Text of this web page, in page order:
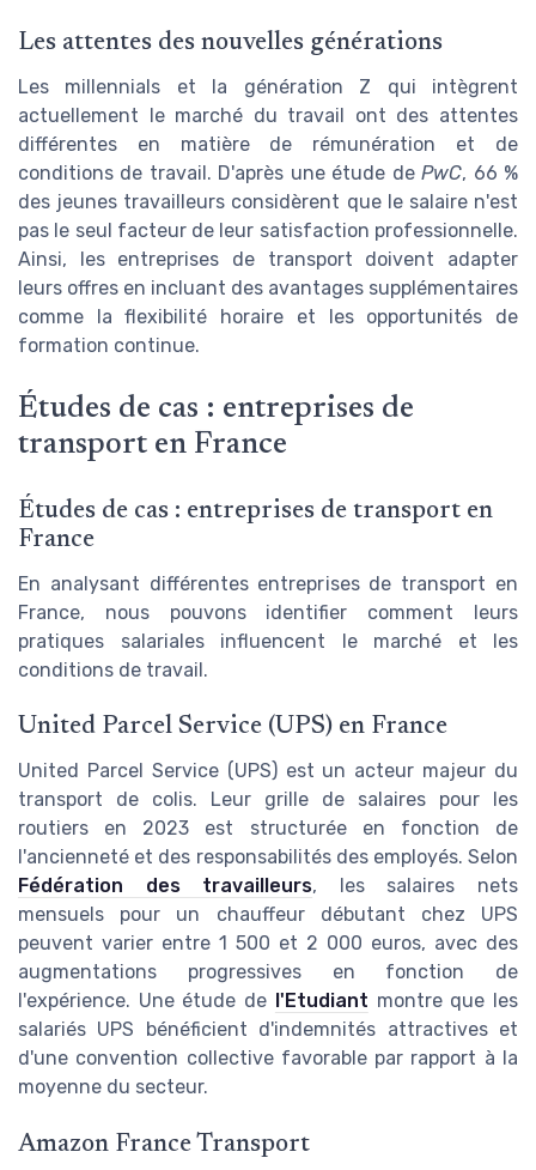
Les attentes des nouvelles générations
Les millennials et la génération Z qui intègrent
actuellement le marché du travail ont des attentes
différentes en matière de rémunération et de
conditions de travail. D'après une étude dePwC, 66 %
des jeunes travailleurs considèrent que le salaire n'est
pas le seul facteur de leur satisfaction professionnelle.
Ainsi, les entreprises de transport doivent adapter
leurs offres en incluant des avantages supplémentaires
comme la flexibilité horaire et les opportunités de
formation continue.
Études de cas : entreprises de
transport en France
Études de cas : entreprises de transport en
France
En analysant différentes entreprises de transport en
France, nous pouvons identifier comment leurs
pratiques salariales influencent le marché et les
conditions de travail.
United Parcel Service (UPS) en France
United Parcel Service (UPS) est un acteur majeur du
transport de colis. Leur grille de salaires pour les
routiers en 2023 est structurée en fonction de
l'ancienneté et des responsabilités des employés. Selon
Fédération des travailleurs, les salaires nets
mensuels pour un chauffeur débutant chez UPS
peuvent varier entre 1 500 et 2 000 euros, avec des
augmentations progressives en fonction de
l'expérience. Une étude de l'Etudiant montre que les
salariés UPS bénéficient d'indemnités attractives et
d'une convention collective favorable par rapport à la
moyenne du secteur.
Amazon France Transport